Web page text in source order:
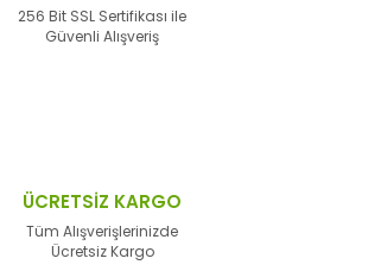
256 Bit SSL Sertifikası ile
Güvenli Alışveriş
ÜCRETSİZ KARGO
Tüm Alışverişlerinizde
Ücretsiz Kargo